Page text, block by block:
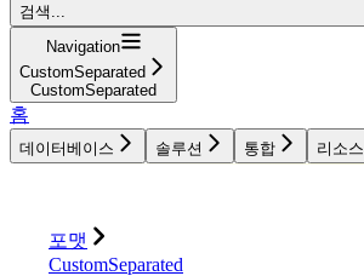
검색...
Navigation
CustomSeparated
CustomSeparated
홈
데이터베이스 솔루션 통합 리소스
포맷
CustomSeparated